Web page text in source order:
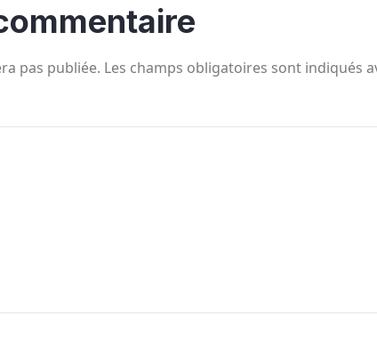
pas publiée. Les champs obligatoires sont indiqués